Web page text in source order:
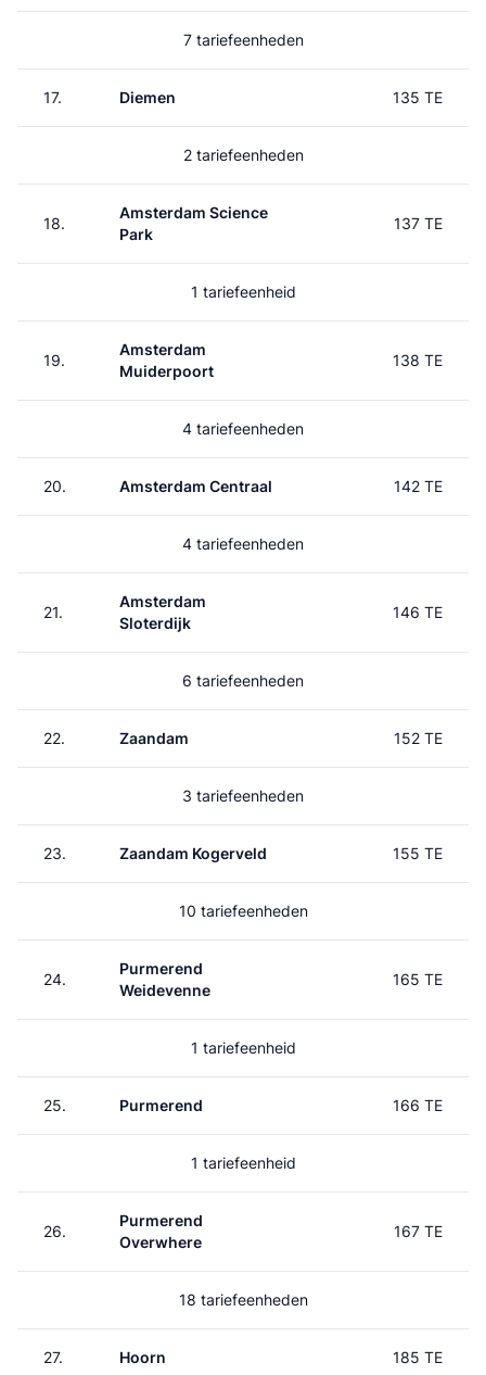
7 tariefeenheden
17. Diemen 135 TE
2 tariefeenheden
18.
Amsterdam Science
Park
137 TE
1 tariefeenheid
19.
Amsterdam
Muiderpoort
138 TE
4 tariefeenheden
20. Amsterdam Centraal 142 TE
4 tariefeenheden
21.
Amsterdam
Sloterdijk
146 TE
6 tariefeenheden
22. Zaandam 152 TE
3 tariefeenheden
23. Zaandam Kogerveld 155 TE
10 tariefeenheden
24.
Purmerend
Weidevenne
165 TE
1 tariefeenheid
25. Purmerend 166 TE
1 tariefeenheid
26.
Purmerend
Overwhere
167 TE
18 tariefeenheden
27. Hoorn 185 TE